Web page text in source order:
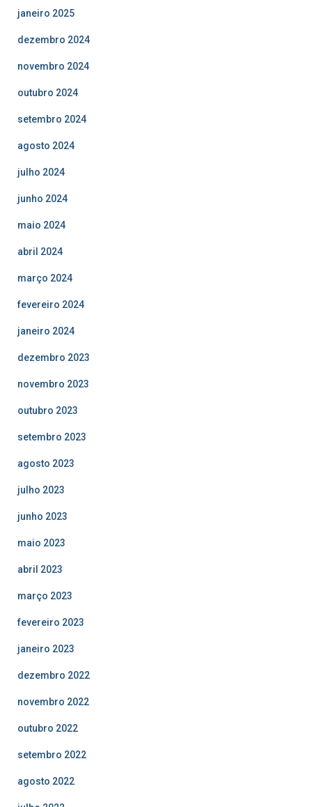
janeiro 2025
dezembro 2024
novembro 2024
outubro 2024
setembro 2024
agosto 2024
julho 2024
junho 2024
maio 2024
abril 2024
março 2024
fevereiro 2024
janeiro 2024
dezembro 2023
novembro 2023
outubro 2023
setembro 2023
agosto 2023
julho 2023
junho 2023
maio 2023
abril 2023
março 2023
fevereiro 2023
janeiro 2023
dezembro 2022
novembro 2022
outubro 2022
setembro 2022
agosto 2022